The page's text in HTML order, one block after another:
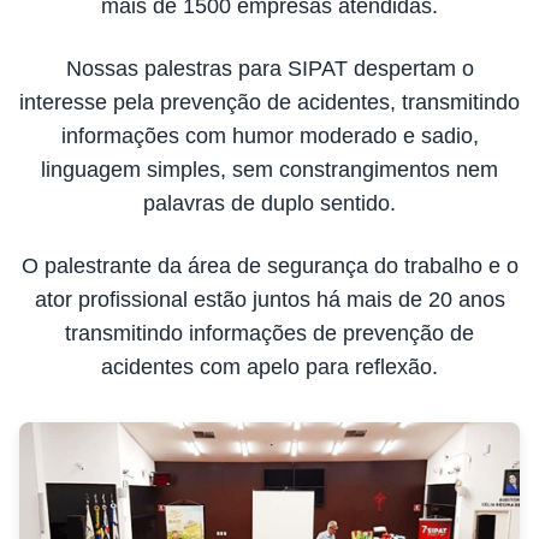
mais de 1500 empresas atendidas.
Nossas palestras para SIPAT despertam o
interesse pela prevenção de acidentes, transmitindo
informações com humor moderado e sadio,
linguagem simples, sem constrangimentos nem
palavras de duplo sentido.
O palestrante da área de segurança do trabalho e o
ator profissional estão juntos há mais de 20 anos
transmitindo informações de prevenção de
acidentes com apelo para reflexão.